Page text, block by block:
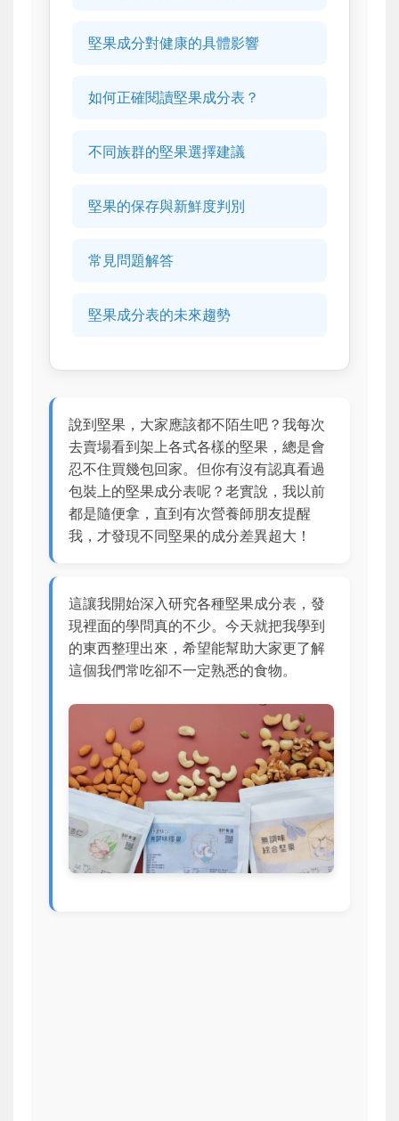
堅果成分對健康的具體影響
如何正確閱讀堅果成分表？
不同族群的堅果選擇建議
堅果的保存與新鮮度判別
常見問題解答
堅果成分表的未來趨勢
說到堅果，大家應該都不陌生吧？我每次
去賣場看到架上各式各樣的堅果，總是會
忍不住買幾包回家。但你有沒有認真看過
包裝上的堅果成分表呢？老實說，我以前
都是隨便拿，直到有次營養師朋友提醒
我，才發現不同堅果的成分差異超大！
這讓我開始深入研究各種堅果成分表，發
現裡面的學問真的不少。今天就把我學到
的東西整理出來，希望能幫助大家更了解
這個我們常吃卻不一定熟悉的食物。